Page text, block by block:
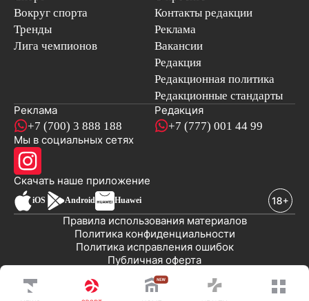
Вокруг спорта
Тренды
Лига чемпионов
Контакты редакции
Реклама
Вакансии
Редакция
Редакционная политика
Редакционные стандарты
Реклама
+7 (700) 3 888 188
Редакция
+7 (777) 001 44 99
Мы в социальных сетях
Скачать наше приложениеновостей
iOS Android Huawei
Публичная оферта
Политика исправления ошибок
Политика конфиденциальности
Правила использования материалов
© 2008-2026 ТОО «EML»